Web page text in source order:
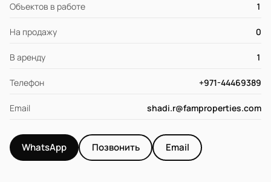
Объектов в работе 1
На продажу 0
В аренду 1
Телефон +971-44469389
Email shadi.r@famproperties.com
WhatsApp Позвонить Email